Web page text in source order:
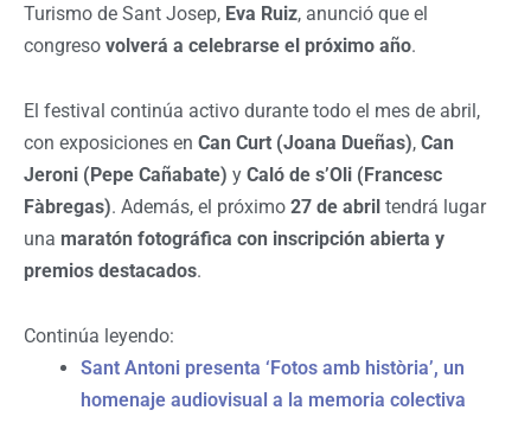
Turismo de Sant Josep, Eva Ruiz, anunció que el
congreso volverá a celebrarse el próximo año.
El festival continúa activo durante todo el mes de abril,
con exposiciones en Can Curt (Joana Dueñas), Can
Jeroni (Pepe Cañabate) y Caló de s’Oli (Francesc
Fàbregas). Además, el próximo 27 de abril tendrá lugar
una maratón fotográfica con inscripción abierta y
premios destacados.
Continúa leyendo:
Sant Antoni presenta ‘Fotos amb història’, un
homenaje audiovisual a la memoria colectiva